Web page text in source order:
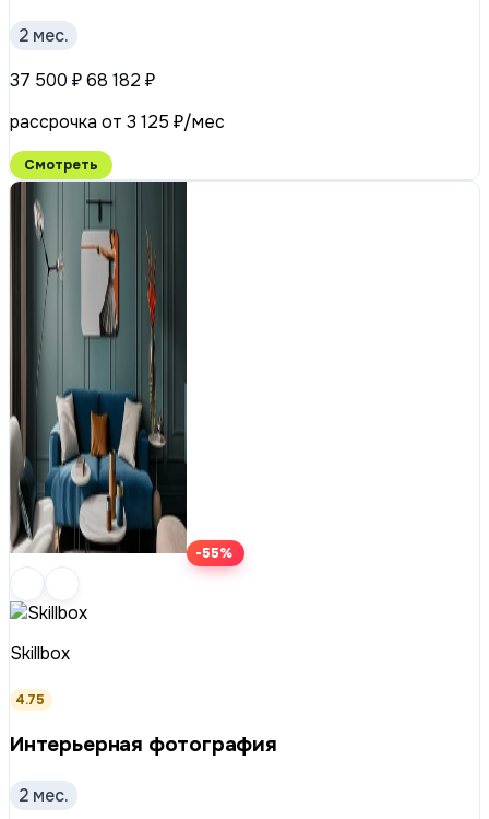
2 мес.
37 500 ₽68 182 ₽
рассрочка от 3 125 ₽/мес
Смотреть
-55%
Skillbox
4.75
Интерьерная фотография
2 мес.